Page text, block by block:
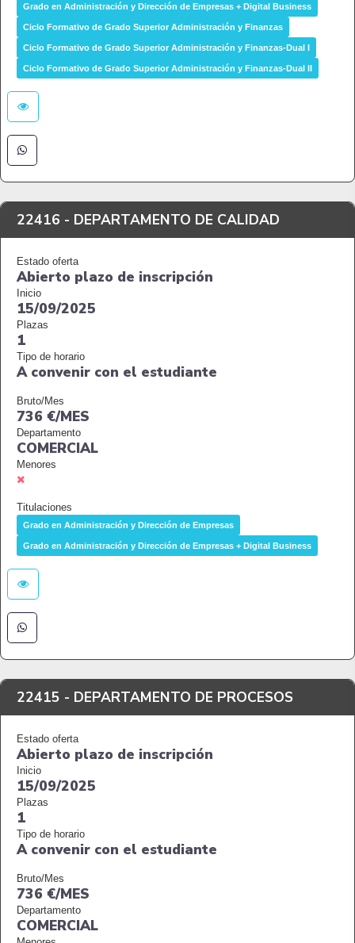
Grado en Administración y Dirección de Empresas + Digital Business
Ciclo Formativo de Grado Superior Administración y Finanzas
Ciclo Formativo de Grado Superior Administración y Finanzas-Dual I
Ciclo Formativo de Grado Superior Administración y Finanzas-Dual II
22416 - DEPARTAMENTO DE CALIDAD
Estado oferta
Abierto plazo de inscripción
Inicio
15/09/2025
Plazas
1
Tipo de horario
A convenir con el estudiante
Bruto/Mes
736 €/MES
Departamento
COMERCIAL
Menores
Titulaciones
Grado en Administración y Dirección de Empresas
Grado en Administración y Dirección de Empresas + Digital Business
22415 - DEPARTAMENTO DE PROCESOS
Estado oferta
Abierto plazo de inscripción
Inicio
15/09/2025
Plazas
1
Tipo de horario
A convenir con el estudiante
Bruto/Mes
736 €/MES
Departamento
COMERCIAL